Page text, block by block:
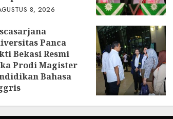
8, 2026
Panca
Bekasi Resmi
Prodi Magister
Bahasa